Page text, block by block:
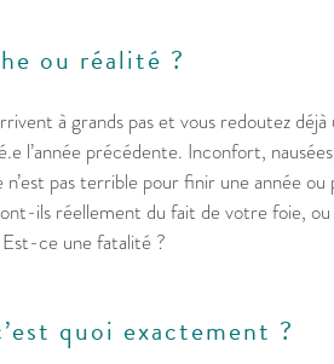
ou réalité ?
à grands pas et vous redoutez
l’année précédente. Inconfort,
pas terrible pour finir une année
ils réellement du fait de votre foie,
Est-ce une fatalité ?
quoi exactement ?